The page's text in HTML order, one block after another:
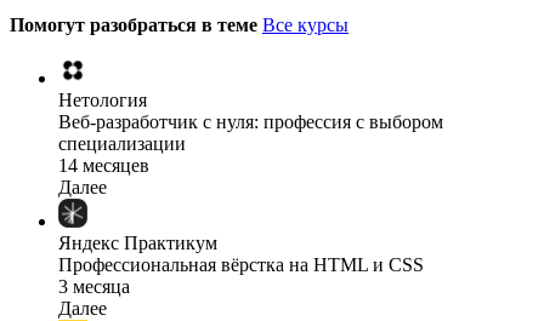
Помогут разобраться в теме Все курсы
Нетология
Веб-разработчик с нуля: профессия с выбором
специализации
14 месяцев
Далее
Яндекс Практикум
Профессиональная вёрстка на HTML и CSS
3 месяца
Далее